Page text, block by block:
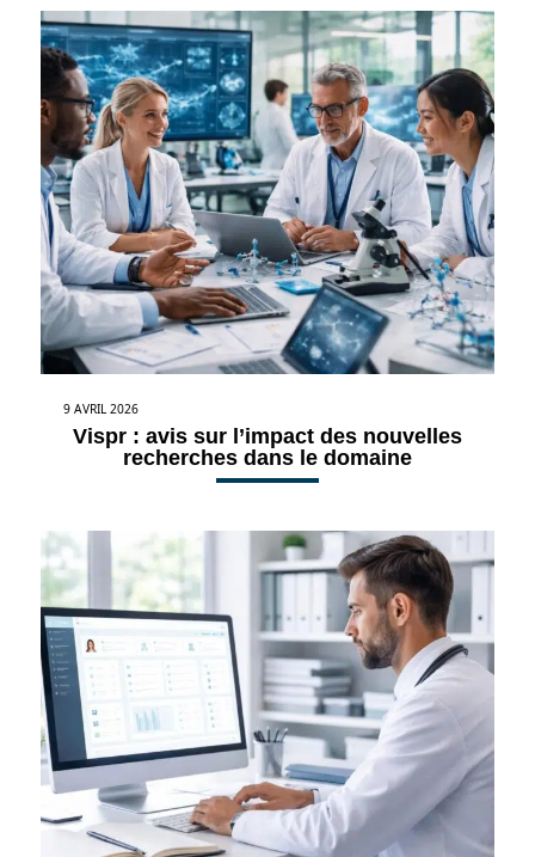
9 AVRIL 2026
Vispr : avis sur l’impact des nouvelles
recherches dans le domaine